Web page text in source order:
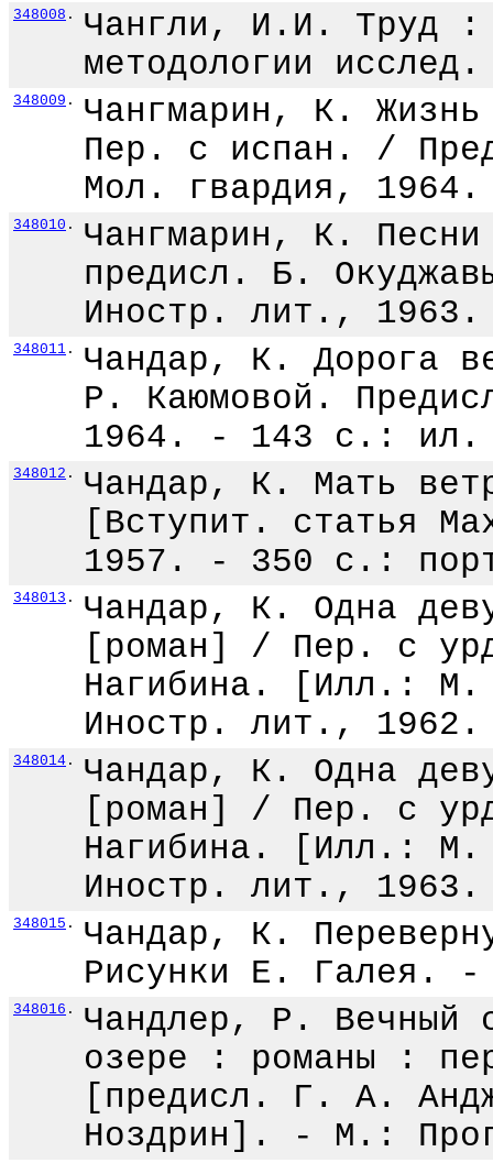
348008 .
Чангли, И.И. Труд :
методологии
348009 .
Чангмарин, К.
Пер. с испан. /
Мол. гвардия,
348010 .
Чангмарин, К.
предисл. Б.
Иностр. лит.,
348011 .
Чандар, К. Дорога
Р. Каюмовой.
1964. - 143 с.: ил.
348012 .
Чандар, К. Мать
[Вступит. статья
1957. - 350 с.:
348013 .
Чандар, К. Одна
[роман] / Пер. с
Нагибина. [Илл.:
Иностр. лит.,
348014 .
Чандар, К. Одна
[роман] / Пер. с
Нагибина. [Илл.:
Иностр. лит.,
348015 .
Чандар, К.
Рисунки Е.
348016 .
Чандлер, Р. Вечный
озере : романы :
[предисл. Г. А.
Ноздрин]. - М.: